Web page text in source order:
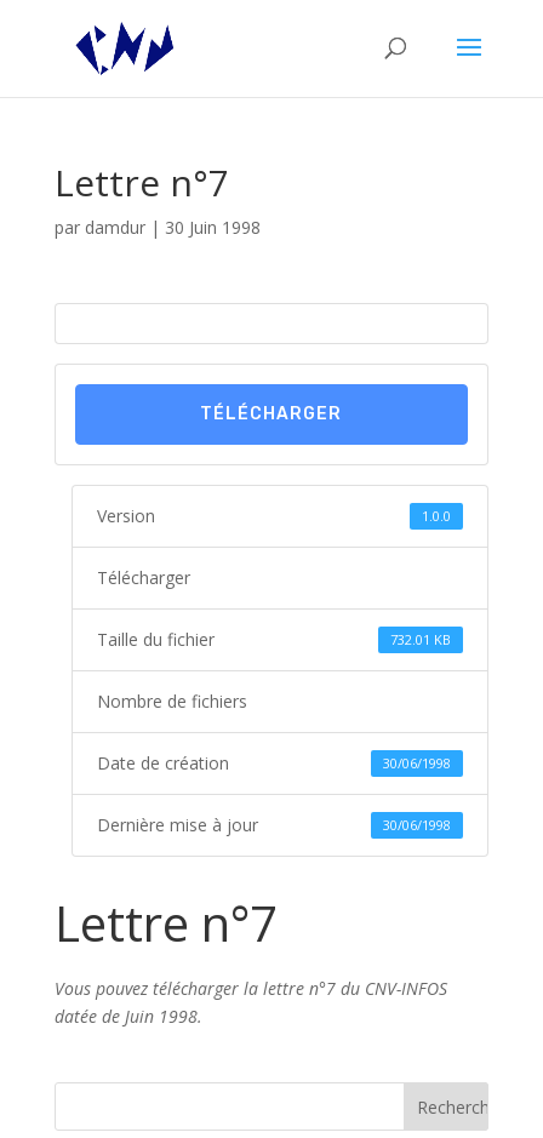
Lettre n°7
par damdur| 30 Juin 1998
TÉLÉCHARGER
Version 1.0.0
Télécharger
Taille du fichier 732.01 KB
Nombre de fichiers
Date de création 30/06/1998
Dernière mise à jour 30/06/1998
Lettre n°7
Vous pouvez télécharger la lettre n°7 du CNV-INFOS
datée de Juin 1998.